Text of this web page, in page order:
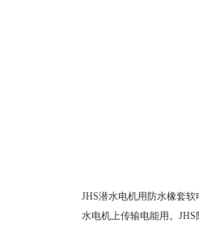
JHS潜水电机用防水橡套
水电机上传输电能用。 JHS